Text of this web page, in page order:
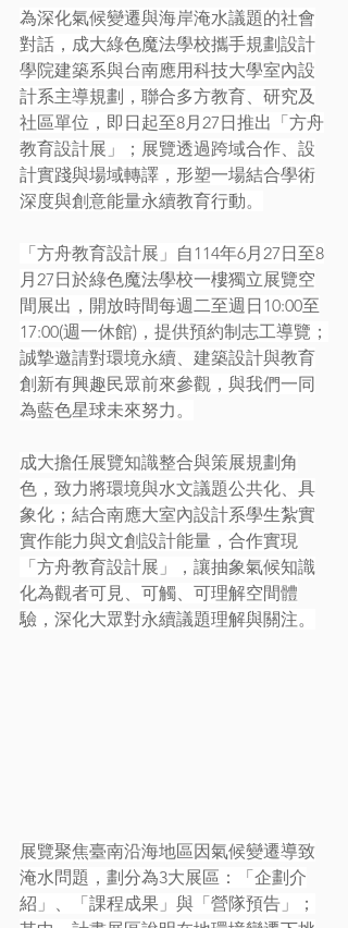
為深化氣候變遷與海岸淹水議題的社會
對話，成大綠色魔法學校攜手規劃設計
學院建築系與台南應用科技大學室內設
計系主導規劃，聯合多方教育、研究及
社區單位，即日起至8月27日推出「方舟
教育設計展」；展覽透過跨域合作、設
計實踐與場域轉譯，形塑一場結合學術
深度與創意能量永續教育行動。
「方舟教育設計展」自114年6月27日至8
月27日於綠色魔法學校一樓獨立展覽空
間展出，開放時間每週二至週日10:00至
17:00(週一休館)，提供預約制志工導覽；
誠摯邀請對環境永續、建築設計與教育
創新有興趣民眾前來參觀，與我們一同
為藍色星球未來努力。
成大擔任展覽知識整合與策展規劃角
色，致力將環境與水文議題公共化、具
象化；結合南應大室內設計系學生紮實
實作能力與文創設計能量，合作實現
「方舟教育設計展」，讓抽象氣候知識
化為觀者可見、可觸、可理解空間體
驗，深化大眾對永續議題理解與關注。
展覽聚焦臺南沿海地區因氣候變遷導致
淹水問題，劃分為3大展區：「企劃介
紹」、「課程成果」與「營隊預告」；